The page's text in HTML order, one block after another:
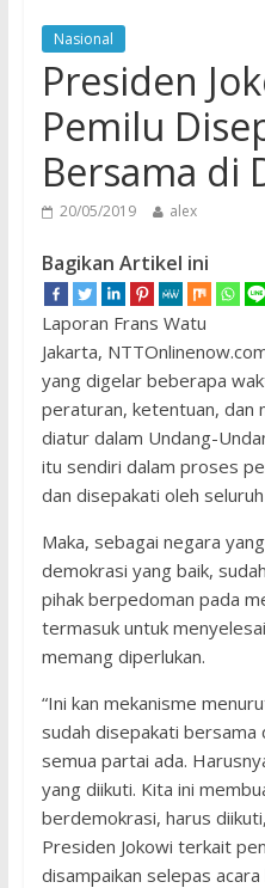
Nasional
Presiden
Pemilu
Bersama di
20/05/2019 alex
Bagikan Artikel ini
Laporan Frans Watu
Jakarta,
yang digelar beberapa
peraturan, ketentuan, dan
diatur dalam Undang-
itu sendiri dalam proses
dan disepakati oleh
Maka, sebagai negara
demokrasi yang baik,
pihak berpedoman pada
termasuk untuk
memang diperlukan.
“Ini kan mekanisme
sudah disepakati bersama
semua partai ada.
yang diikuti. Kita ini
berdemokrasi, harus
Presiden Jokowi terkait
disampaikan selepas